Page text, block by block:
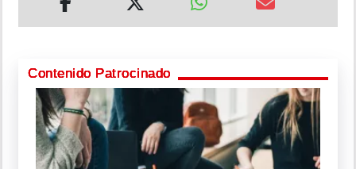
Contenido Patrocinado